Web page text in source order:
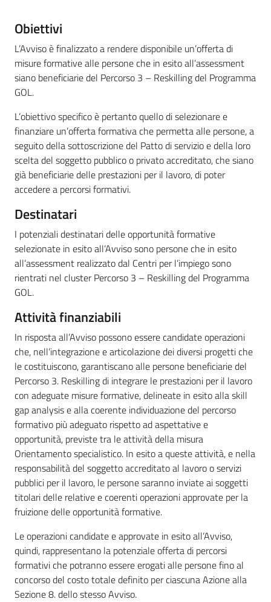
Descrizione
Obiettivi
L’Avviso è finalizzato a rendere disponibile un’offerta di
misure formative alle persone che in esito all’assessment
siano beneficiarie del Percorso 3 – Reskilling del Programma
GOL.
L’obiettivo specifico è pertanto quello di selezionare e
finanziare un’offerta formativa che permetta alle persone, a
seguito della sottoscrizione del Patto di servizio e della loro
scelta del soggetto pubblico o privato accreditato, che siano
già beneficiarie delle prestazioni per il lavoro, di poter
accedere a percorsi formativi.
Destinatari
I potenziali destinatari delle opportunità formative
selezionate in esito all’Avviso sono persone che in esito
all’assessment realizzato dal Centri per l’impiego sono
rientrati nel cluster Percorso 3 – Reskilling del Programma
GOL.
Attività finanziabili
In risposta all’Avviso possono essere candidate operazioni
che, nell’integrazione e articolazione dei diversi progetti che
le costituiscono, garantiscano alle persone beneficiarie del
Percorso 3. Reskilling di integrare le prestazioni per il lavoro
con adeguate misure formative, delineate in esito alla skill
gap analysis e alla coerente individuazione del percorso
formativo più adeguato rispetto ad aspettative e
opportunità, previste tra le attività della misura
Orientamento specialistico. In esito a queste attività, e nella
responsabilità del soggetto accreditato al lavoro o servizi
pubblici per il lavoro, le persone saranno inviate ai soggetti
titolari delle relative e coerenti operazioni approvate per la
fruizione delle opportunità formative.
Le operazioni candidate e approvate in esito all’Avviso,
quindi, rappresentano la potenziale offerta di percorsi
formativi che potranno essere erogati alle persone fino al
concorso del costo totale definito per ciascuna Azione alla
Sezione 8. dello stesso Avviso.